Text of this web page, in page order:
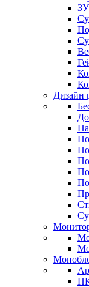
ЗУ
Дизайн